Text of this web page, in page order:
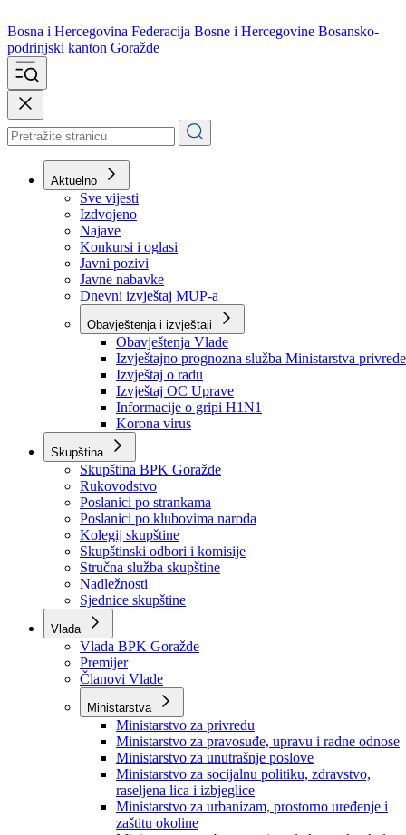
Bosna i Hercegovina
podrinjski kanton Goražde
Aktuelno
Sve vijesti
Izdvojeno
Najave
Konkursi i oglasi
Javni pozivi
Javne nabavke
Dnevni izvještaj MUP-a
Obavještenja i izvještaji
Obavještenja Vlade
Izvještajno prognozna služba Ministarstva privrede
Izvještaj o radu
Izvještaj OC Uprave
Informacije o gripi H1N1
Korona virus
Skupština
Skupština BPK Goražde
Rukovodstvo
Poslanici po strankama
Poslanici po klubovima naroda
Kolegij skupštine
Skupštinski odbori i komisije
Stručna služba skupštine
Nadležnosti
Sjednice skupštine
Vlada
Vlada BPK Goražde
Premijer
Članovi Vlade
Ministarstva
Ministarstvo za privredu
Ministarstvo za pravosuđe, upravu i radne odnose
Ministarstvo za unutrašnje poslove
Ministarstvo za socijalnu politiku, zdravstvo,